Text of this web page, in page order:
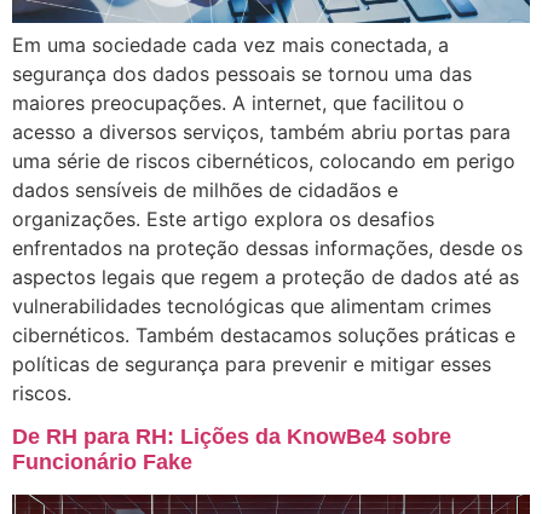
Em uma sociedade cada vez mais conectada, a
segurança dos dados pessoais se tornou uma das
maiores preocupações. A internet, que facilitou o
acesso a diversos serviços, também abriu portas para
uma série de riscos cibernéticos, colocando em perigo
dados sensíveis de milhões de cidadãos e
organizações. Este artigo explora os desafios
enfrentados na proteção dessas informações, desde os
aspectos legais que regem a proteção de dados até as
vulnerabilidades tecnológicas que alimentam crimes
cibernéticos. Também destacamos soluções práticas e
políticas de segurança para prevenir e mitigar esses
riscos.
De RH para RH: Lições da KnowBe4 sobre
Funcionário Fake